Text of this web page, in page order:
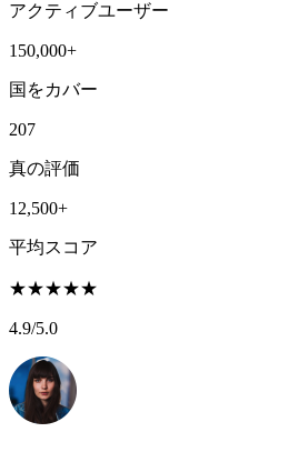
アクティブユーザー
150,000+
国をカバー
207
真の評価
12,500+
平均スコア
★★★★★
4.9/5.0